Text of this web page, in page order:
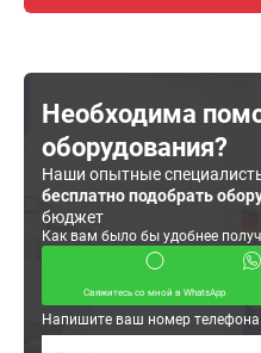
Необходима
оборудования?
Наши опытные
бесплатно подобрать
бюджет
Как вам было бы удобнее
Свяжитесь со мной в WhatsApp
Напишите ваш номер